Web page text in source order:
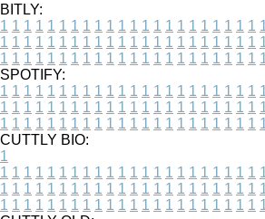
BITLY:
1 1 1 1 1 1 1 1 1 1 1 1 1 1 1 1 1 1 1 1 1 1
1 1 1 1 1 1 1 1 1 1 1 1 1 1 1 1 1 1 1 1 1 1
1 1 1 1 1 1 1 1 1 1 1 1 1 1 1 1 1 1 1 1 1 1
SPOTIFY:
1 1 1 1 1 1 1 1 1 1 1 1 1 1 1 1 1 1 1 1 1 1
1 1 1 1 1 1 1 1 1 1 1 1 1 1 1 1 1 1 1 1 1 1
1 1 1 1 1 1 1 1 1 1 1 1 1 1 1 1 1 1 1 1 1 1
CUTTLY BIO:
1
1 1 1 1 1 1 1 1 1 1 1 1 1 1 1 1 1 1 1 1 1 1
1 1 1 1 1 1 1 1 1 1 1 1 1 1 1 1 1 1 1 1 1 1
1 1 1 1 1 1 1 1 1 1 1 1 1 1 1 1 1 1 1 1 1 1